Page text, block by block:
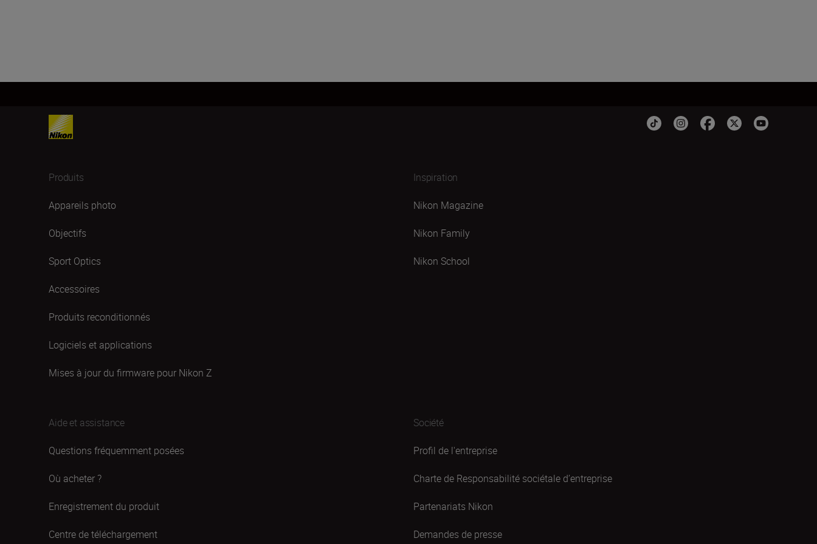
Produits
Appareils photo
Objectifs
Sport Optics
Accessoires
Produits reconditionnés
Logiciels et applications
Mises à jour du firmware pour Nikon Z
Inspiration
Nikon Magazine
Nikon Family
Nikon School
Aide et assistance
Questions fréquemment posées
Où acheter ?
Enregistrement du produit
Centre de téléchargement
Société
Profil de l'entreprise
Charte de Responsabilité sociétale d’entreprise
Partenariats Nikon
Demandes de presse